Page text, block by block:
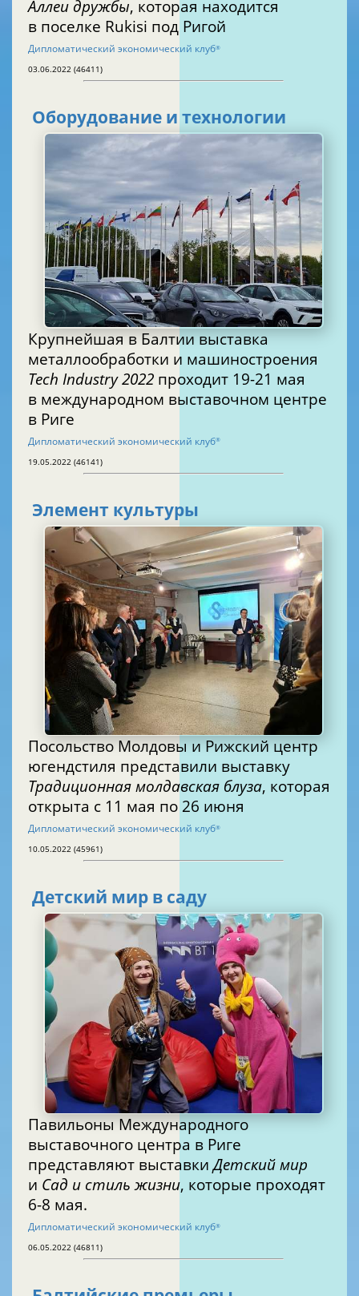
Аллеи дружбы, которая находится
в поселке Rukisi под Ригой
Дипломатический экономический клуб®
03.06.2022 (46411)
Оборудование и технологии
Крупнейшая в Балтии выставка
металлообработки и машиностроения
Tech Industry 2022 проходит 19-21 мая
в международном выставочном центре
в Риге
Дипломатический экономический клуб®
19.05.2022 (46141)
Элемент культуры
Посольство Молдовы и Рижский центр
югендстиля представили выставку
Традиционная молдавская блуза, которая
открыта с 11 мая по 26 июня
Дипломатический экономический клуб®
10.05.2022 (45961)
Детский мир в саду
Павильоны Международного
выставочного центра в Риге
представляют выставкиДетский мир
и Сад и стиль жизни, которые проходят
6-8 мая.
Дипломатический экономический клуб®
06.05.2022 (46811)